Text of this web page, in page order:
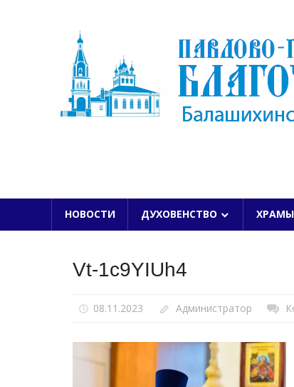
НОВОСТИ ДУХОВЕНСТВО ХРАМЫ
Vt-1c9YIUh4
08.11.2023 Администратор